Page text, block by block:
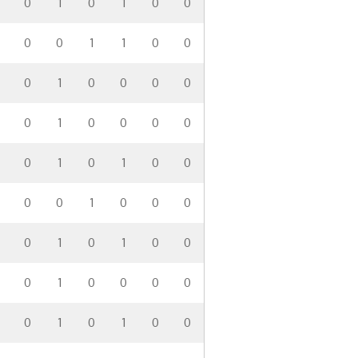
0 0 1 1 0 0
0 1 0 0 0 0
0 1 0 0 0 0
0 1 0 1 0 0
0 0 1 0 0 0
0 1 0 1 0 0
0 1 0 0 0 0
0 1 0 1 0 0